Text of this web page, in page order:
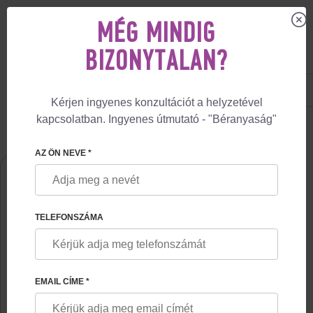
RÓLUNK DARYA FESKOVA
DARYA FESKOVA
MÉG MINDIG
BIZONYTALAN?
Kérjen ingyenes konzultációt a helyzetével
kapcsolatban. Ingyenes útmutató - "Béranyaság"
AZ ÖN NEVE *
TELEFONSZÁMA
EMAIL CÍME *